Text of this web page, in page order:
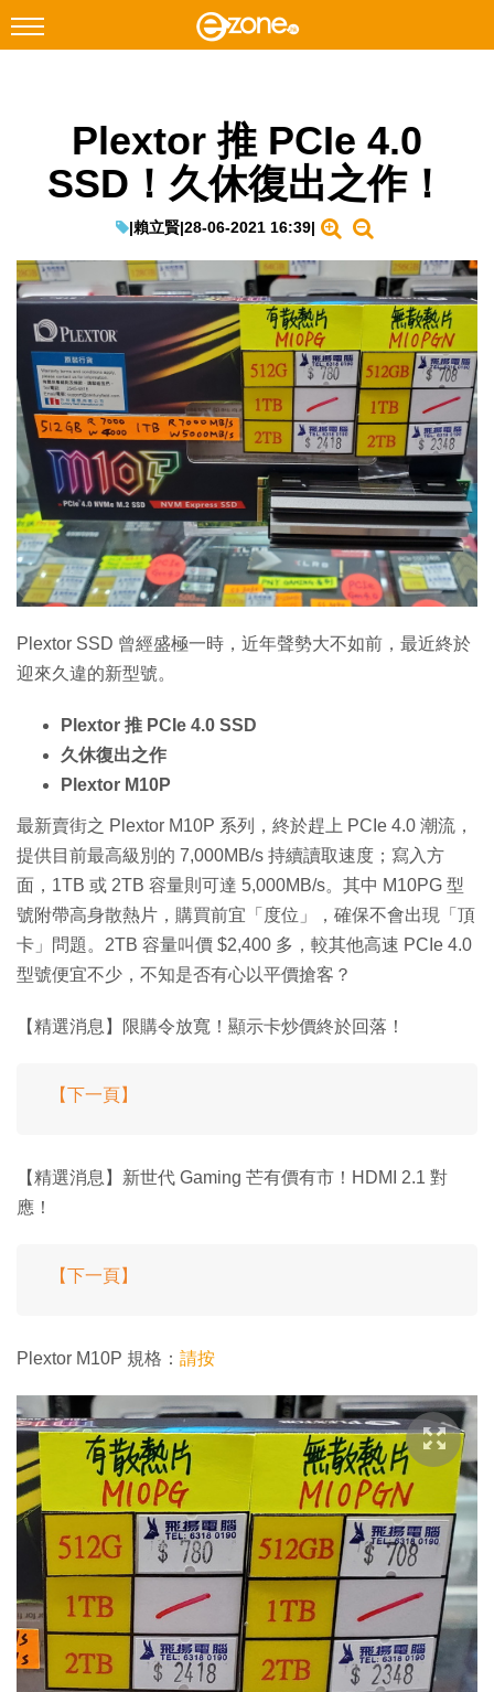
Facebook Instagram
科技焦點
遊戲動漫
教學評測
EduTech
IT Times
生成式AI與雲端應用
Enterprise Digital Transformation
特集
Plextor 推 PCIe 4.0
SSD！久休復出之作！
|賴立賢|28-06-2021 16:39|
Plextor SSD 曾經盛極一時，近年聲勢大不如前，最近終於
迎來久違的新型號。
Plextor 推 PCIe 4.0 SSD
久休復出之作
Plextor M10P
最新賣街之 Plextor M10P 系列，終於趕上 PCIe 4.0 潮流，
提供目前最高級別的 7,000MB/s 持續讀取速度；寫入方
面，1TB 或 2TB 容量則可達 5,000MB/s。其中 M10PG 型
號附帶高身散熱片，購買前宜「度位」，確保不會出現「頂
卡」問題。2TB 容量叫價 $2,400 多，較其他高速 PCIe 4.0
型號便宜不少，不知是否有心以平價搶客？
【精選消息】限購令放寬！顯示卡炒價終於回落！
【下一頁】
【精選消息】新世代 Gaming 芒有價有市！HDMI 2.1 對
應！
【下一頁】
Plextor M10P 規格： 請按